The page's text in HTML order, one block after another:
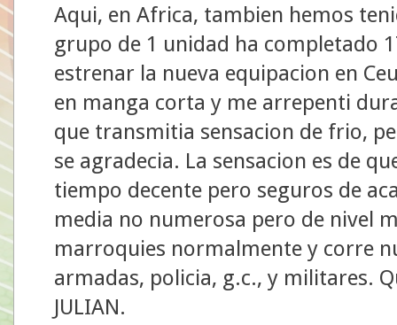
Aqui, en Africa, tambien hemos
grupo de 1 unidad ha completado
estrenar la nueva equipacion en
en manga corta y me arrepenti
que transmitia sensacion de frio,
se agradecia. La sensacion es de
tiempo decente pero seguros de
media no numerosa pero de nivel
marroquies normalmente y corre
armadas, policia, g.c., y militares.
JULIAN.